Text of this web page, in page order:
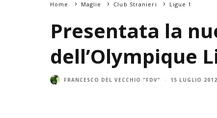
Home Maglie Club Stranieri Ligue 1
Presentata la
dell’Olympique
FRANCESCO DEL VECCHIO "FDV" · 15 LUGLIO 2012